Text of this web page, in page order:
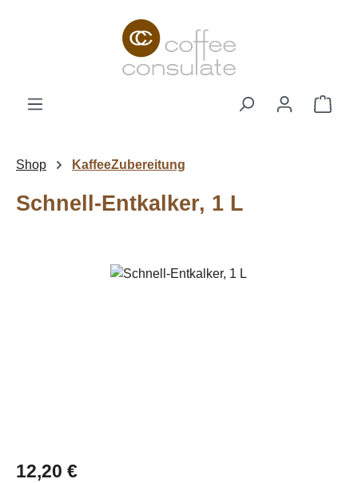
Zum Hauptinhalt springen
Shop KaffeeZubereitung
Schnell-Entkalker, 1 L
Bildergalerie überspringen
Regulärer Preis:
12,20 €